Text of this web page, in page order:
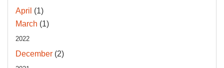
April (1)
March (1)
2022
December (2)